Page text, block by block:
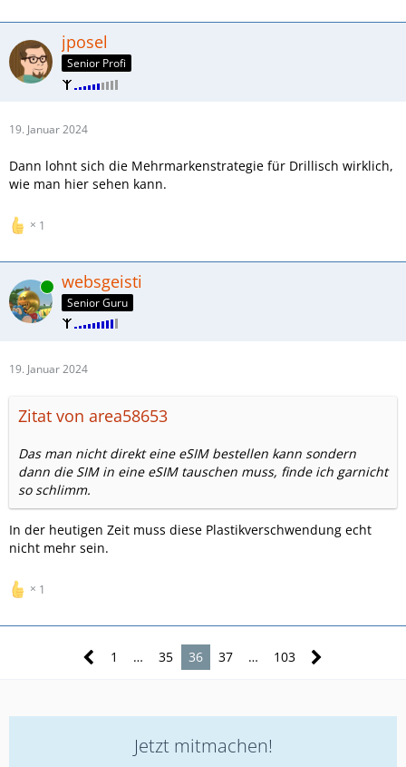
jposel
Senior Profi
19. Januar 2024
Dann lohnt sich die Mehrmarkenstrategie für Drillisch wirklich,
wie man hier sehen kann.
1
Online websgeisti
Senior Guru
19. Januar 2024
Zitat von area58653
Das man nicht direkt eine eSIM bestellen kann sondern
dann die SIM in eine eSIM tauschen muss, finde ich garnicht
so schlimm.
In der heutigen Zeit muss diese Plastikverschwendung echt
nicht mehr sein.
1
1 … 35 36 37 … 103
Jetzt mitmachen!